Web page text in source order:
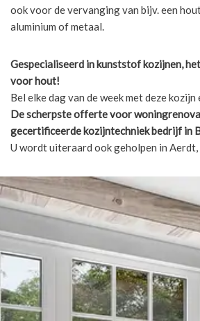
ook voor de vervanging van bijv. een
aluminium of metaal.
Gespecialiseerd in kunststof kozijnen,
voor hout!
Bel elke dag van de week met deze
De scherpsteofferte voor
gecertificeerde kozijntechniek bedrijf in
U wordt uiteraard ook geholpen in Aerdt,